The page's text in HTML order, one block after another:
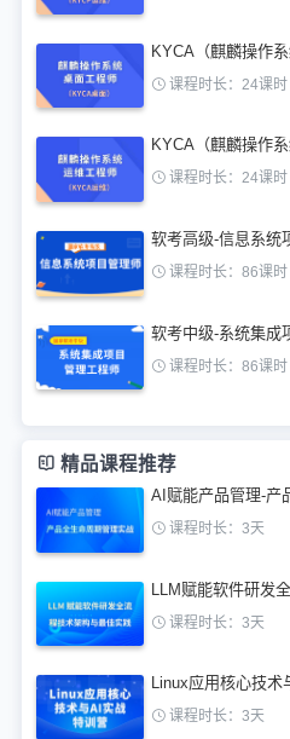
KYCA（麒麟操作
课程时长：24课时
KYCA（麒麟操作
课程时长：24课时
软考高级-信息系统
课程时长：86课时
软考中级-系统集成
课程时长：86课时
精品课程推荐
AI赋能产品管理-产
课程时长：3天
LLM赋能软件研发
课程时长：3天
Linux应用核心技术
课程时长：3天